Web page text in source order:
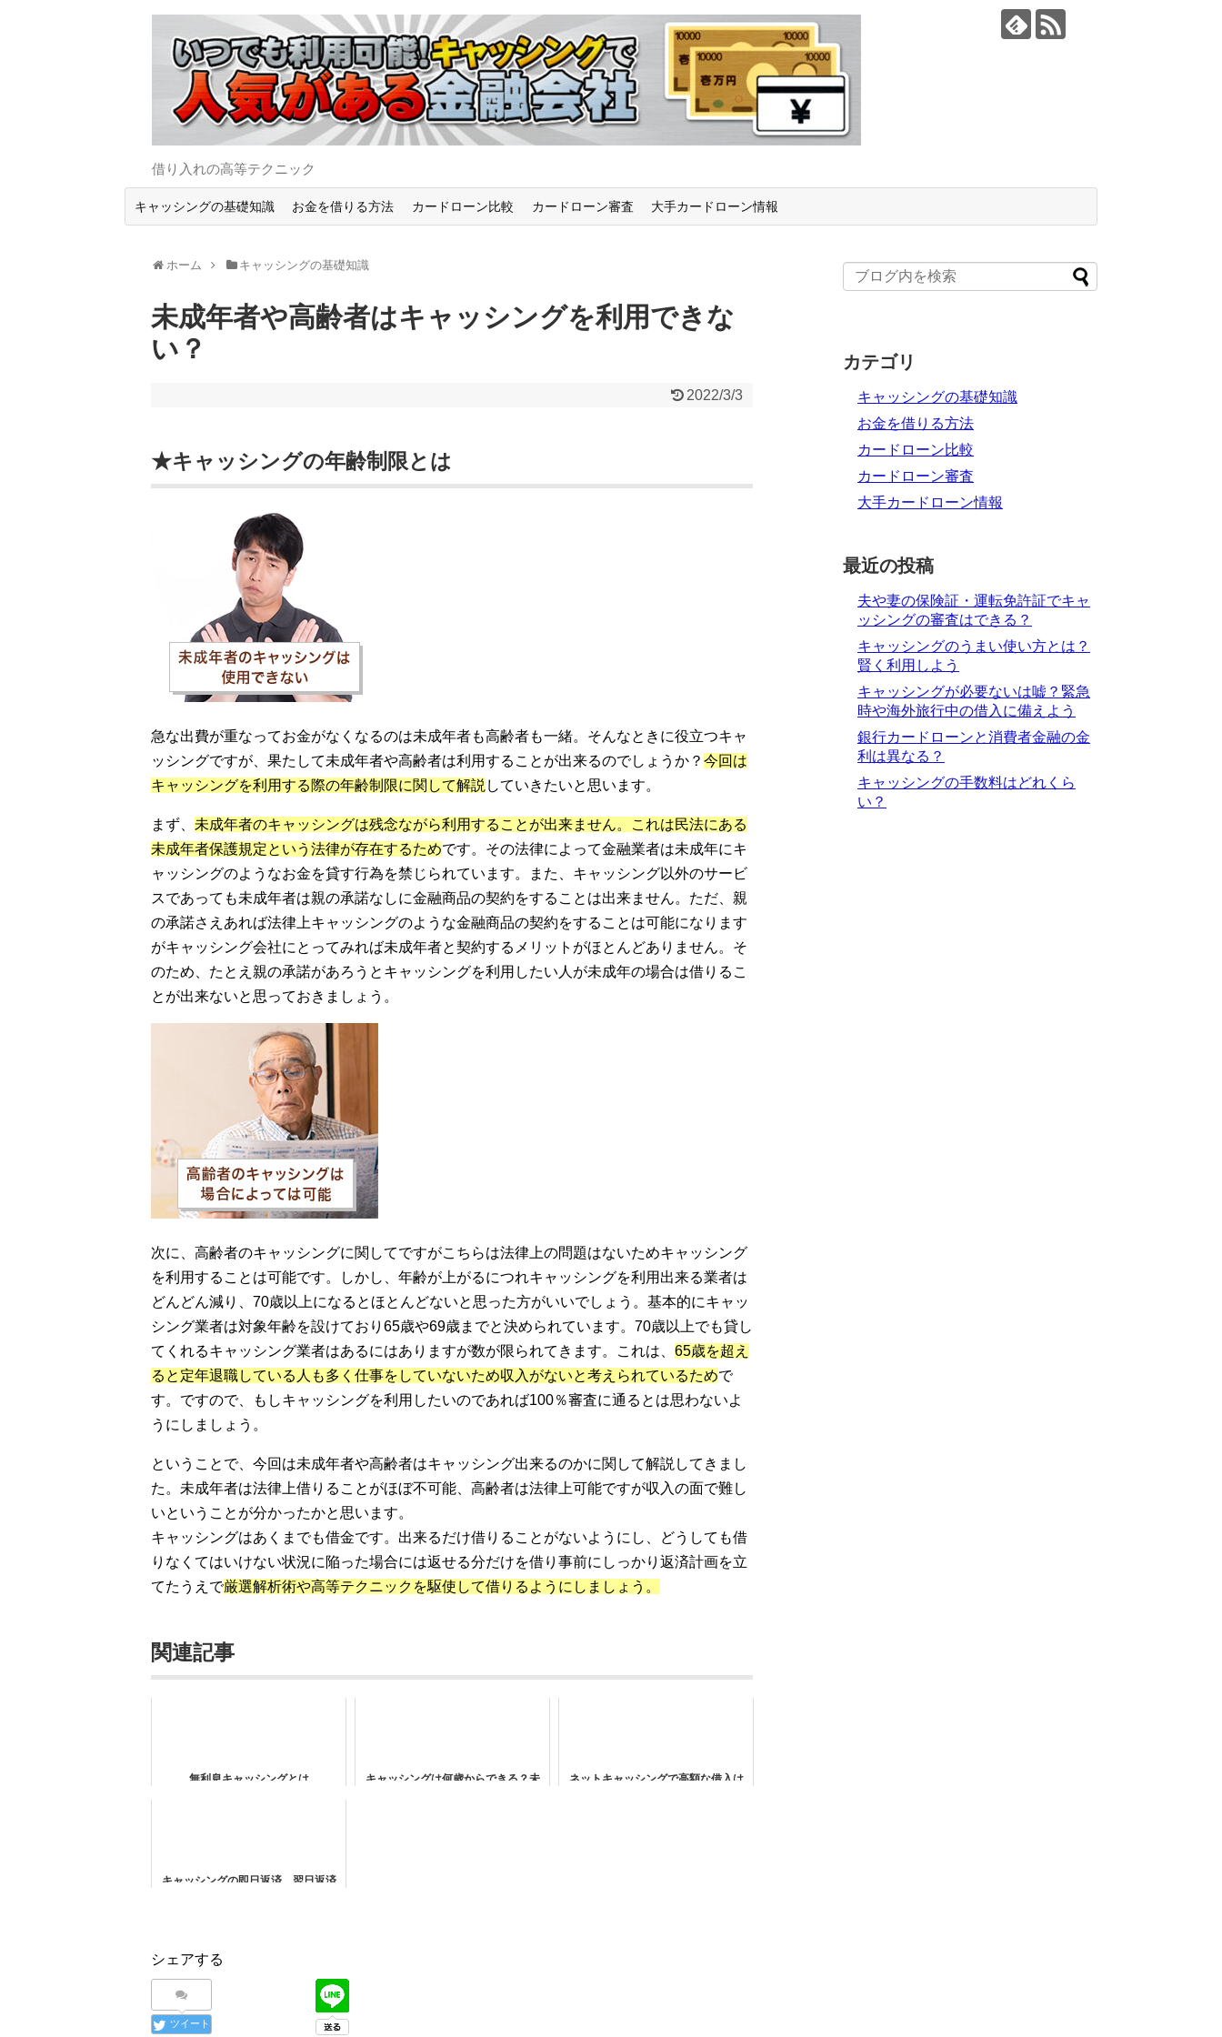
借り入れの高等テクニック
キャッシングの基礎知識 お金を借りる方法 カードローン比較 カードローン審査 大手カードローン情報
ホーム キャッシングの基礎知識
未成年者や高齢者はキャッシングを利用できな
い？
2022/3/3
★キャッシングの年齢制限とは
急な出費が重なってお金がなくなるのは未成年者も高齢者も一緒。そんなときに役立つキャ
ッシングですが、果たして未成年者や高齢者は利用することが出来るのでしょうか？ 今回は
キャッシングを利用する際の年齢制限に関して解説 していきたいと思います。
まず、 未成年者のキャッシングは残念ながら利用することが出来ません。これは民法にある
未成年者保護規定という法律が存在するためです。その法律によって金融業者は未成年にキ
ャッシングのようなお金を貸す行為を禁じられています。また、キャッシング以外のサービ
スであっても未成年者は親の承諾なしに金融商品の契約をすることは出来ません。ただ、親
の承諾さえあれば法律上キャッシングのような金融商品の契約をすることは可能になります
がキャッシング会社にとってみれば未成年者と契約するメリットがほとんどありません。そ
のため、たとえ親の承諾があろうとキャッシングを利用したい人が未成年の場合は借りるこ
とが出来ないと思っておきましょう。
次に、高齢者のキャッシングに関してですがこちらは法律上の問題はないためキャッシング
を利用することは可能です。しかし、年齢が上がるにつれキャッシングを利用出来る業者は
どんどん減り、70歳以上になるとほとんどないと思った方がいいでしょう。基本的にキャッ
シング業者は対象年齢を設けており65歳や69歳までと決められています。70歳以上でも貸し
てくれるキャッシング業者はあるにはありますが数が限られてきます。これは、 65歳を超え
ると定年退職している人も多く仕事をしていないため収入がないと考えられているためで
す。ですので、もしキャッシングを利用したいのであれば100％審査に通るとは思わないよ
うにしましょう。
ということで、今回は未成年者や高齢者はキャッシング出来るのかに関して解説してきまし
た。未成年者は法律上借りることがほぼ不可能、高齢者は法律上可能ですが収入の面で難し
いということが分かったかと思います。
キャッシングはあくまでも借金です。出来るだけ借りることがないようにし、どうしても借
りなくてはいけない状況に陥った場合には返せる分だけを借り事前にしっかり返済計画を立
てたうえで厳選解析術や高等テクニックを駆使して借りるようにしましょう。
関連記事
無利息キャッシングとは
キャッシングは何歳からできる？未
ネットキャッシングで高額な借入は
キャッシングの即日返済、翌日返済
シェアする
ツイート
カテゴリ
キャッシングの基礎知識
お金を借りる方法
カードローン比較
カードローン審査
大手カードローン情報
最近の投稿
夫や妻の保険証・運転免許証でキャ
ッシングの審査はできる？
キャッシングのうまい使い方とは？
賢く利用しよう
キャッシングが必要ないは嘘？緊急
時や海外旅行中の借入に備えよう
銀行カードローンと消費者金融の金
利は異なる？
キャッシングの手数料はどれくら
い？